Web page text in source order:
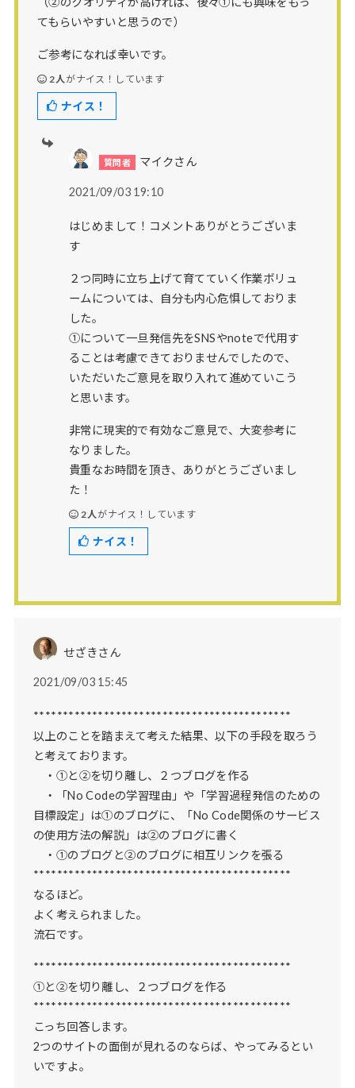
てもらいやすいと思うので）
ご参考になれば幸いです。
2人がナイス！しています
ナイス！
マイクさん
2021/09/03 19:10
はじめまして！コメントありがとうございま
す
２つ同時に立ち上げて育てていく作業ボリュ
ームについては、自分も内心危惧しておりま
した。
①について一旦発信先をSNSやnoteで代用す
ることは考慮できておりませんでしたので、
いただいたご意見を取り入れて進めていこう
と思います。
非常に現実的で有効なご意見で、大変参考に
なりました。
貴重なお時間を頂き、ありがとうございまし
た！
2人がナイス！しています
ナイス！
せざきさん
2021/09/03 15:45
********************************************
以上のことを踏まえて考えた結果、以下の手段を取ろう
と考えております。
・①と②を切り離し、２つブログを作る
・「No Codeの学習理由」や「学習過程発信のための
目標設定」は①のブログに、「No Code関係のサービス
の使用方法の解説」は②のブログに書く
・①のブログと②のブログに相互リンクを張る
********************************************
なるほど。
よく考えられました。
流石です。
********************************************
①と②を切り離し、２つブログを作る
********************************************
こっち回答します。
2つのサイトの面倒が見れるのならば、やってみるとい
いですよ。